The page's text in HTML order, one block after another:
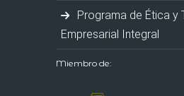
Programa de Ética y
Empresarial Integral
Miembro de: